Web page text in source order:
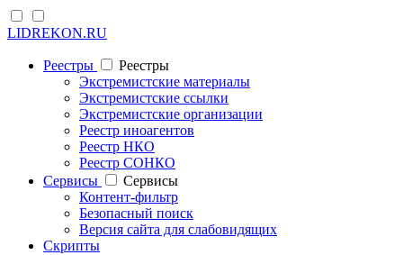
LIDREKON.RU
Реестры
Реестры
Экстремистские материалы
Экстремистские ссылки
Экстремистские организации
Реестр иноагентов
Реестр НКО
Реестр СОНКО
Cервисы
Cервисы
Контент-фильтр
Безопасный поиск
Версия сайта для слабовидящих
Скрипты